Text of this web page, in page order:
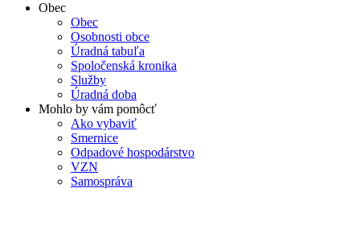
Obec
Obec
Osobnosti obce
Úradná tabuľa
Spoločenská kronika
Služby
Úradná doba
Mohlo by vám pomôcť
Ako vybaviť
Smernice
Odpadové hospodárstvo
VZN
Samospráva